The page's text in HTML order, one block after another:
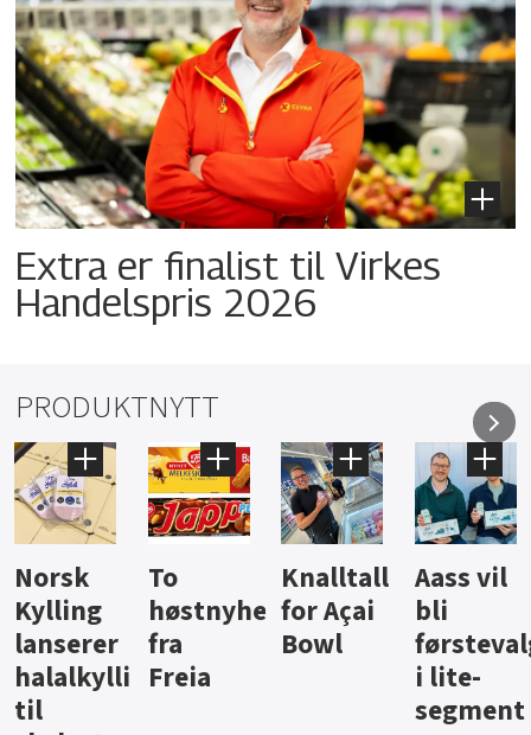
Extra er finalist til Virkes
Handelspris 2026
PRODUKTNYTT
Knalltall
for Açai
Bowl
Aass vil
bli
førstevalg
i lite-
Brus og
jus fra
Berentsen
Hard
iste fra
Hansa